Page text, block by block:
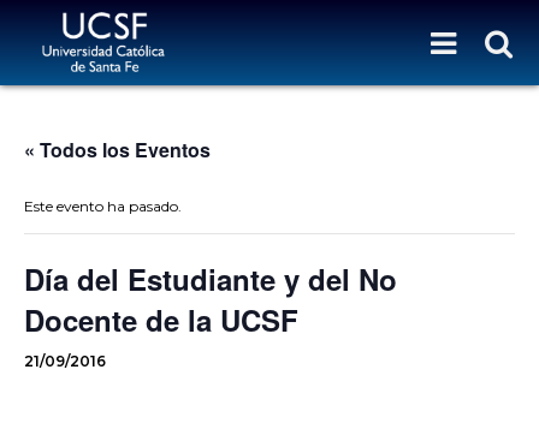
« Todos los Eventos
Este evento ha pasado.
Día del Estudiante y del No
Docente de la UCSF
21/09/2016